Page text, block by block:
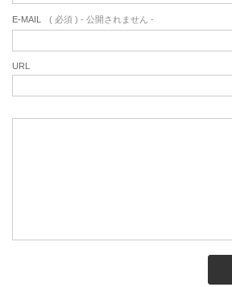
E-MAIL ( 必須 ) - 公開されません -
URL